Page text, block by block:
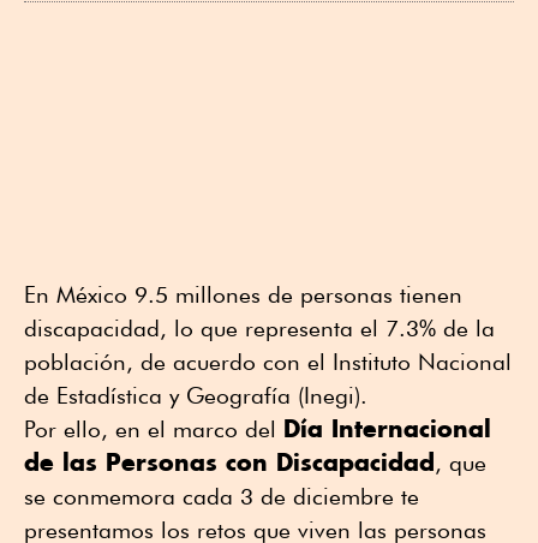
En México 9.5 millones de personas tienen
discapacidad, lo que representa el 7.3% de la
población, de acuerdo con el Instituto Nacional
de Estadística y Geografía (Inegi).
Por ello, en el marco del Día Internacional
de las Personas con Discapacidad , que
se conmemora cada 3 de diciembre te
presentamos los retos que viven las personas